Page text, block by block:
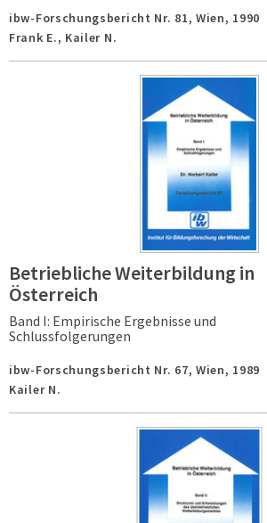
ibw-Forschungsbericht Nr. 81, Wien, 1990
Frank E., Kailer N.
Betriebliche Weiterbildung in
Österreich
Band I: Empirische Ergebnisse und
Schlussfolgerungen
ibw-Forschungsbericht Nr. 67, Wien, 1989
Kailer N.